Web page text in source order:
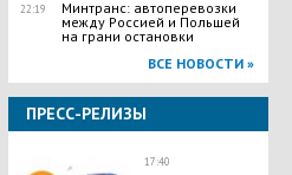
22:19
Минтранс: автоперевозки
между Россией и Польшей
на грани остановки
ВСЕ НОВОСТИ »
ПРЕСС-РЕЛИЗЫ
17:40